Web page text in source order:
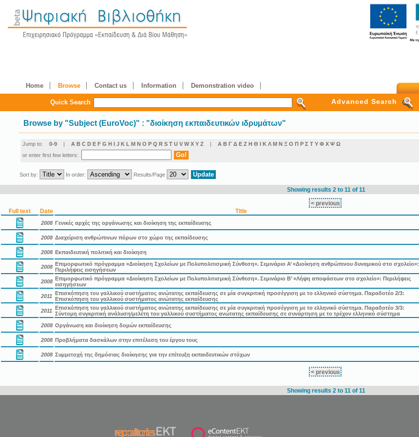
Home Browse Contact us Information Demonstration video
Quick Search Advanced Search
Browse by "Subject (EuroVoc)" : "διοίκηση εκπαιδευτικών ιδρυμάτων"
Jump to: 0-9 | A B C D E F G H I J K L M N O P Q R S T U V W X Y Z | Α Β Γ Δ Ε Ζ Η Θ Ι Κ Λ Μ Ν Ξ Ο Π Ρ Σ Τ Υ Φ Χ Ψ Ω
or enter first few letters:
Sort by: In order: Results/Page
Showing results 2 to 11 of 11
< previous
Full text
Date Title
2008 Γενικές αρχές της οργάνωσης και διοίκηση της εκπαίδευσης
2008 Διαχείριση ανθρώπινων πόρων στο χώρο της εκπαίδευσης
2008 Εκπαιδευτική πολιτική και διοίκηση
2008 Επιμορφωτικό πρόγραμμα «Διοίκηση Σχολείων με Πολυπολιτισμική Σύνθεση». Σεμινάριο Α’ «Διοίκηση ανθρώπινου δυναμικού στο σχολείο»:
Περιλήψεις εισηγήσεων
2008 Επιμορφωτικό πρόγραμμα «Διοίκηση Σχολείων με Πολυπολιτισμική Σύνθεση». Σεμινάριο Β’ «Λήψη αποφάσεων στο σχολείο»: Περιλήψεις
εισηγήσεων
2011 Επισκόπηση του γαλλικού συστήματος ανώτατης εκπαίδευσης σε μία συγκριτική προσέγγιση με το ελληνικό σύστημα. Παραδοτέο 2/3:
Επισκόπηση του γαλλικού συστήματος ανώτατης εκπαίδευσης
2011 Επισκόπηση του γαλλικού συστήματος ανώτατης εκπαίδευσης σε μία συγκριτική προσέγγιση με το ελληνικό σύστημα. Παραδοτέο 3/3:
Σύντομη συγκριτική ανάλυση/μελέτη του γαλλικού συστήματος ανώτατης εκπαίδευσης σε συνάρτηση με το τρέχον ελληνικό σύστημα
2008 Οργάνωση και διοίκηση δομών εκπαίδευσης
2008 Προβλήματα δασκάλων στην επιτέλεση του έργου τους
2008 Συμμετοχή της δημόσιας διοίκησης για την επίτευξη εκπαιδευτικών στόχων
< previous
Showing results 2 to 11 of 11